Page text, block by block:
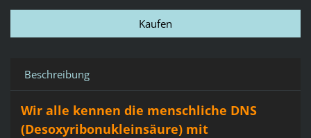
Beschreibung
Wir alle kennen die menschliche DNS
(Desoxyribonukleinsäure) mit